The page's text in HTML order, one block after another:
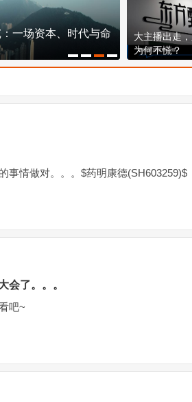
一场资本、时代与命
逼近历史新
钞机到底有
大主播出走
为何不慌？
事情做对。。。$药明康德(SH603259)$
会了。。。
吧~